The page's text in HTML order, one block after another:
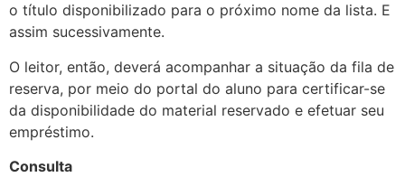
o título disponibilizado para o próximo nome da lista. E
assim sucessivamente.
O leitor, então, deverá acompanhar a situação da fila de
reserva, por meio do portal do aluno para certificar-se
da disponibilidade do material reservado e efetuar seu
empréstimo.
Consulta